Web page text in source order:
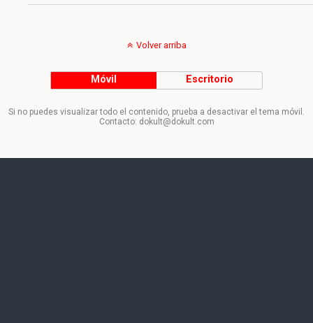
Volver arriba
Móvil Escritorio
Si no puedes visualizar todo el contenido, prueba a desactivar el tema móvil.
Contacto: dokult@dokult.com